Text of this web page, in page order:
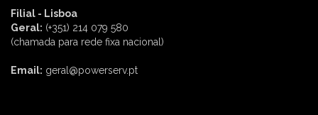
Filial - Lisboa
Geral: (+351) 214 079 580
(chamada para rede fixa nacional)
Email: geral@powerserv.pt